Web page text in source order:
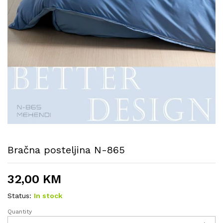
Bračna posteljina N-865
32,00 KM
Status: In stock
Bračna
Quantity